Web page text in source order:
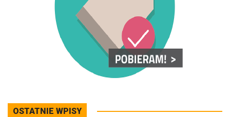
OSTATNIE WPISY